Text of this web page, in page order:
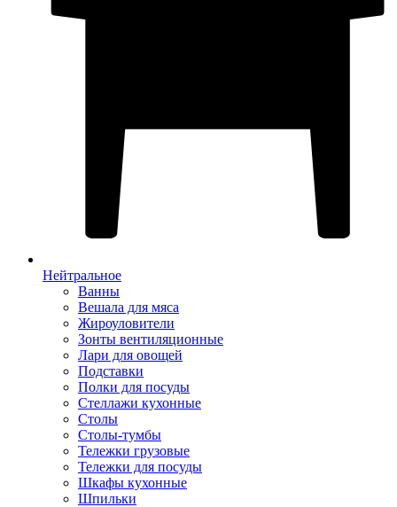
Нейтральное
Ванны
Вешала для мяса
Жироуловители
Зонты вентиляционные
Лари для овощей
Подставки
Полки для посуды
Стеллажи кухонные
Столы
Столы-тумбы
Тележки грузовые
Тележки для посуды
Шкафы кухонные
Шпильки